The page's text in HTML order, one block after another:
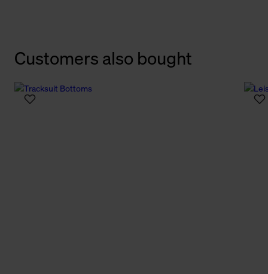
Customers also bought